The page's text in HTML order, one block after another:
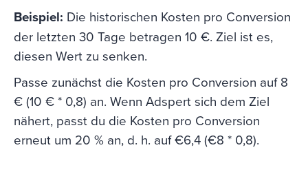
Beispiel: Die historischen Kosten pro Conversion
der letzten 30 Tage betragen 10 €. Ziel ist es,
diesen Wert zu senken.
Passe zunächst die Kosten pro Conversion auf 8
€ (10 € * 0,8) an. Wenn Adspert sich dem Ziel
nähert, passt du die Kosten pro Conversion
erneut um 20 % an, d. h. auf €6,4 (€8 * 0,8).